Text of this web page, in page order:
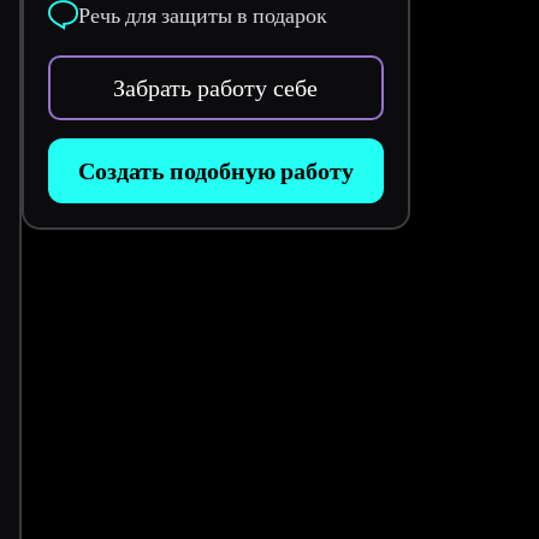
Речь для защиты в подарок
Забрать работу себе
Создать подобную работу